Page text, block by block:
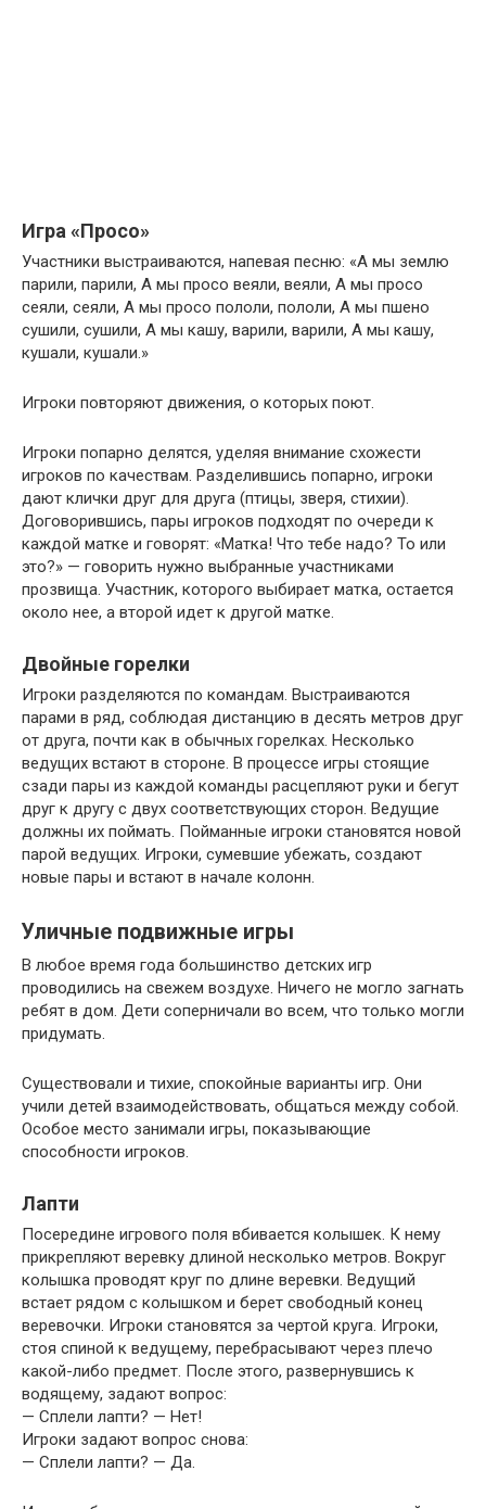
Игра «Просо»
Участники выстраиваются, напевая песню: «А мы землю
парили, парили, А мы просо веяли, веяли, А мы просо
сеяли, сеяли, А мы просо пололи, пололи, А мы пшено
сушили, сушили, А мы кашу, варили, варили, А мы кашу,
кушали, кушали.»
Игроки повторяют движения, о которых поют.
Игроки попарно делятся, уделяя внимание схожести
игроков по качествам. Разделившись попарно, игроки
дают клички друг для друга (птицы, зверя, стихии).
Договорившись, пары игроков подходят по очереди к
каждой матке и говорят: «Матка! Что тебе надо? То или
это?» — говорить нужно выбранные участниками
прозвища. Участник, которого выбирает матка, остается
около нее, а второй идет к другой матке.
Двойные горелки
Игроки разделяются по командам. Выстраиваются
парами в ряд, соблюдая дистанцию в десять метров друг
от друга, почти как в обычных горелках. Несколько
ведущих встают в стороне. В процессе игры стоящие
сзади пары из каждой команды расцепляют руки и бегут
друг к другу с двух соответствующих сторон. Ведущие
должны их поймать. Пойманные игроки становятся новой
парой ведущих. Игроки, сумевшие убежать, создают
новые пары и встают в начале колонн.
Уличные подвижные игры
В любое время года большинство детских игр
проводились на свежем воздухе. Ничего не могло загнать
ребят в дом. Дети соперничали во всем, что только могли
придумать.
Существовали и тихие, спокойные варианты игр. Они
учили детей взаимодействовать, общаться между собой.
Особое место занимали игры, показывающие
способности игроков.
Лапти
Посередине игрового поля вбивается колышек. К нему
прикрепляют веревку длиной несколько метров. Вокруг
колышка проводят круг по длине веревки. Ведущий
встает рядом с колышком и берет свободный конец
веревочки. Игроки становятся за чертой круга. Игроки,
стоя спиной к ведущему, перебрасывают через плечо
какой-либо предмет. После этого, развернувшись к
водящему, задают вопрос:
— Сплели лапти? — Нет!
Игроки задают вопрос снова:
— Сплели лапти? — Да.